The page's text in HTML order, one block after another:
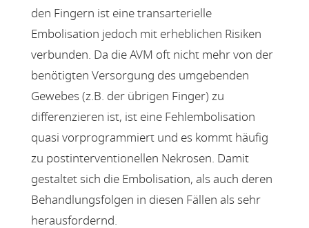
den Fingern ist eine transarterielle
Embolisation jedoch mit erheblichen Risiken
verbunden. Da die AVM oft nicht mehr von der
benötigten Versorgung des umgebenden
Gewebes (z.B. der übrigen Finger) zu
differenzieren ist, ist eine Fehlembolisation
quasi vorprogrammiert und es kommt häufig
zu postinterventionellen Nekrosen. Damit
gestaltet sich die Embolisation, als auch deren
Behandlungsfolgen in diesen Fällen als sehr
herausfordernd.